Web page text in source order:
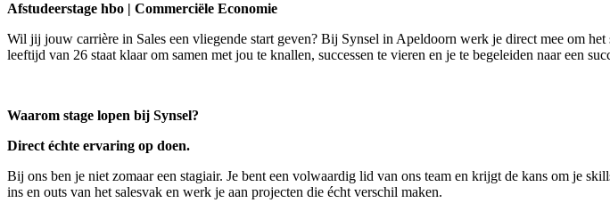
Afstudeerstage hbo | Commerciële Economie
Wil jij jouw carrière in Sales een vliegende start geven? Bij Synsel in Apeldoorn werk je direct mee om
leeftijd van 26 staat klaar om samen met jou te knallen, successen te vieren en je te begeleiden naar een
Waarom stage lopen bij Synsel?
Direct échte ervaring op doen.
Bij ons ben je niet zomaar een stagiair. Je bent een volwaardig lid van ons team en krijgt de kans om je
ins en outs van het salesvak en werk je aan projecten die écht verschil maken.